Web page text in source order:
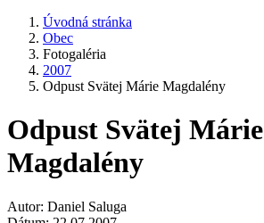
Úvodná stránka
Obec
Fotogaléria
2007
Odpust Svätej Márie Magdalény
Odpust Svätej Márie
Magdalény
Autor: Daniel Saluga